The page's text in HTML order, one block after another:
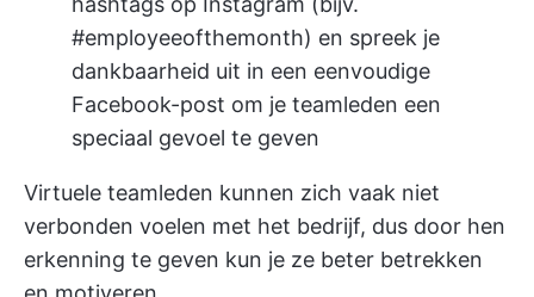
#employeeofthemonth) en spreek je
dankbaarheid uit in een eenvoudige
Facebook-post om je teamleden een
speciaal gevoel te geven
Virtuele teamleden kunnen zich vaak niet
verbonden voelen met het bedrijf, dus door hen
erkenning te geven kun je ze beter betrekken